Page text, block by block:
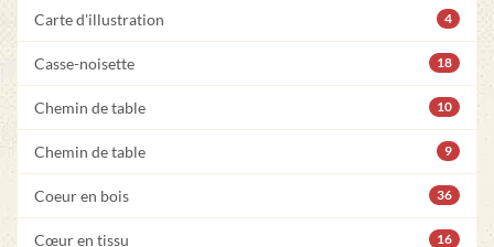
Carte d'illustration 4
Casse-noisette 18
Chemin de table 10
Chemin de table 9
Coeur en bois 36
Cœur en tissu 16